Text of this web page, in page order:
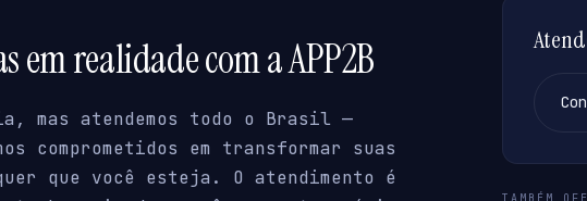
em realidade com a APP2B
mas atendemos todo o Brasil —
comprometidos em transformar suas
que você esteja. O atendimento é
TAMBÉM